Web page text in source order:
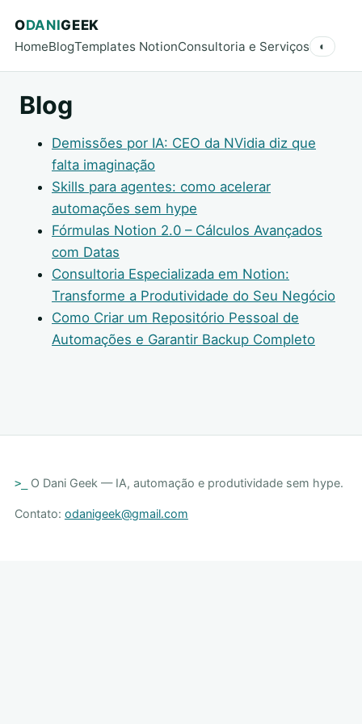
ODANIGEEK
HomeBlogTemplates NotionConsultoria e Serviços ◐
Blog
Demissões por IA: CEO da NVidia diz que
falta imaginação
Skills para agentes: como acelerar
automações sem hype
Fórmulas Notion 2.0 – Cálculos Avançados
com Datas
Consultoria Especializada em Notion:
Transforme a Produtividade do Seu Negócio
Como Criar um Repositório Pessoal de
Automações e Garantir Backup Completo
>_ O Dani Geek — IA, automação e produtividade sem hype.
Contato: odanigeek@gmail.com